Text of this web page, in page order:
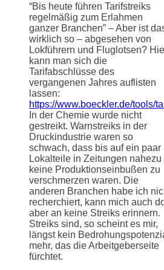
“Bis heute führen Tarifstreiks
regelmäßig zum Erlahmen
ganzer Branchen” – Aber ist
wirklich so – abgesehen von
Lokführern und Fluglotsen?
kann man sich die
Tarifabschlüsse des
vergangenen Jahres auflisten
lassen:
https://www.boeckler.de/tools/
In der Chemie wurde nicht
gestreikt. Warnstreiks in der
Druckindustrie waren so
schwach, dass bis auf ein paar
Lokalteile in Zeitungen nahezu
keine Produktionseinbußen zu
verschmerzen waren. Die
anderen Branchen habe ich
recherchiert, kann mich auch
aber an keine Streiks erinnern.
Streiks sind, so scheint es mir,
längst kein
mehr, das die Arbeitgeberseite
fürchtet.